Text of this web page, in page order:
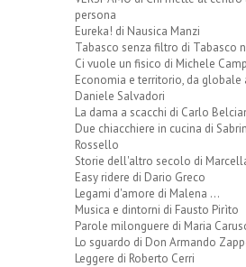
persona
Eureka! di Nausica Manzi
Tabasco senza filtro di Tabasco
Ci vuole un fisico di Michele
Economia e territorio, da globale
Daniele Salvadori
La dama a scacchi di Carlo
Due chiacchiere in cucina di
Rossello
Storie dell'altro secolo di
Easy ridere di Dario Greco
Legami d'amore di Malena ...
Musica e dintorni di Fausto Pirìto
Parole milonguere di Maria
Lo sguardo di Don Armando
Leggere di Roberto Cerri